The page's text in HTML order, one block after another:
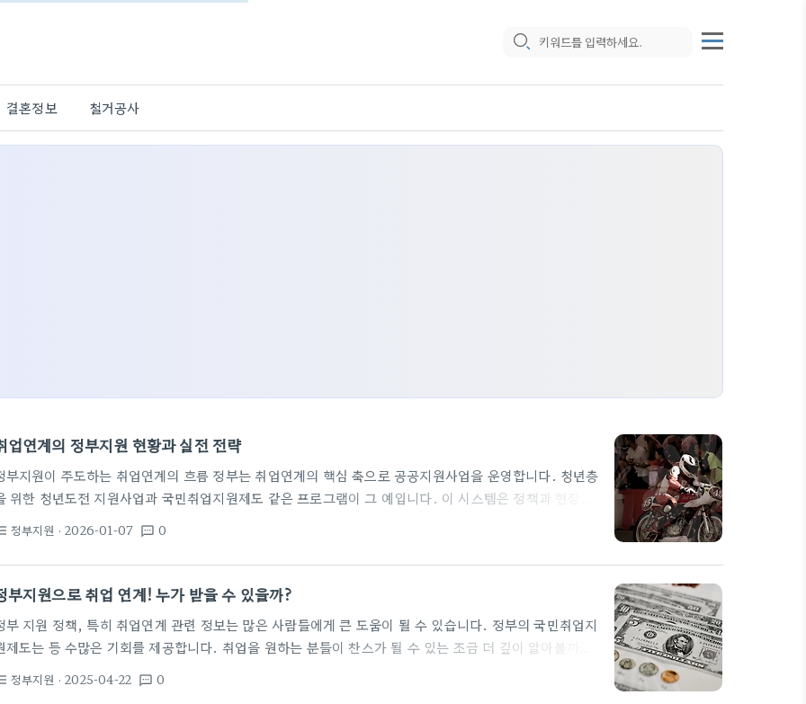
결혼정보 철거공사
업연계의 정부지원 현황과 실전 전략
부지원이 주도하는 취업연계의 흐름 정부는 취업연계의 핵심 축으로 공공지원사업을 운영합니다. 청년층
위한 청년도전 지원사업과 국민취업지원제도 같은 프로그램이 그 예입니다. 이 시스템은 정책과 현장의
파악하고 교육과 채용을 엮습니다. 광주 북구의 사례처럼 모집 규모와 성과가 확인되면 지역의 취업 생태계
강화됩니다. 지난해 234명을 모집했고 이 중 140명이 취·창업에 성공하거나 국민취업지원제도 등으로
계되었다는 보고도 있습니다. 참여자들은 신청 자격 확인, 교육 과정 이수, 현장 인턴십, 취업 연계를 한
정부지원 · 2026-01-07 textsms 0
부지원으로 취업 연계! 누가 받을 수 있을까?
부 지원 정책, 특히 취업연계 관련 정보는 많은 사람들에게 큰 도움이 될 수 있습니다. 정부의 국민취업지
제도는 등 수많은 기회를 제공합니다. 취업을 원하는 분들이 찬스가 될 수 있는 조금 더 깊이 알아볼까요?
히 비전공자도 도전할 수 있는 학원들이 많습니다. 대전과 세종지역에서도 취업 연계를 통해 좋은 결과를
정부지원 · 2025-04-22 textsms 0